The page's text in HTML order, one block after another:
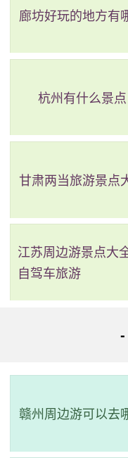
事业有成，平安康泰。
2、清源山景区
地址：福建省泉州
多处胜景天成。它是
廊坊好玩的地方有
杭州有什么景点
甘肃两当旅游景点
江苏周边游景点大
自驾车旅游
-
赣州周边游可以去